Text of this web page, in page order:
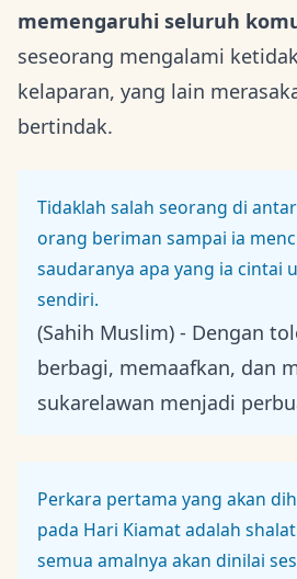
memengaruhi seluruh
seseorang mengalami
kelaparan, yang lain
bertindak.
Tidaklah salah seorang di
orang beriman sampai ia
saudaranya apa yang ia cintai
sendiri.
(Sahih Muslim) - Dengan
berbagi, memaafkan, dan
sukarelawan menjadi
Perkara pertama yang akan
pada Hari Kiamat adalah
semua amalnya akan dinilai